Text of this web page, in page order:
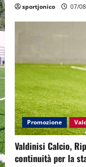
sportjonico 07/
Promozione
Valdinisi Calcio,
continuità per la